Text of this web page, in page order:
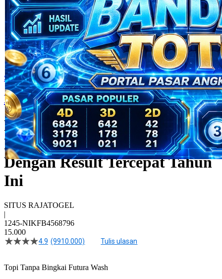
Skip to the beginning of the images gallery
RAJATOGEL
RAJATOGEL : Kumpulan
Link Togel Toto Terpercaya
Dengan Result Tercepat Tahun
Ini
SITUS RAJATOGEL
|
1245-NIKFB4568796
15.000
4.5
bintang,
4.9 (9910.000) Tulis ulasan
Topi Tanpa Bingkai Futura Wash